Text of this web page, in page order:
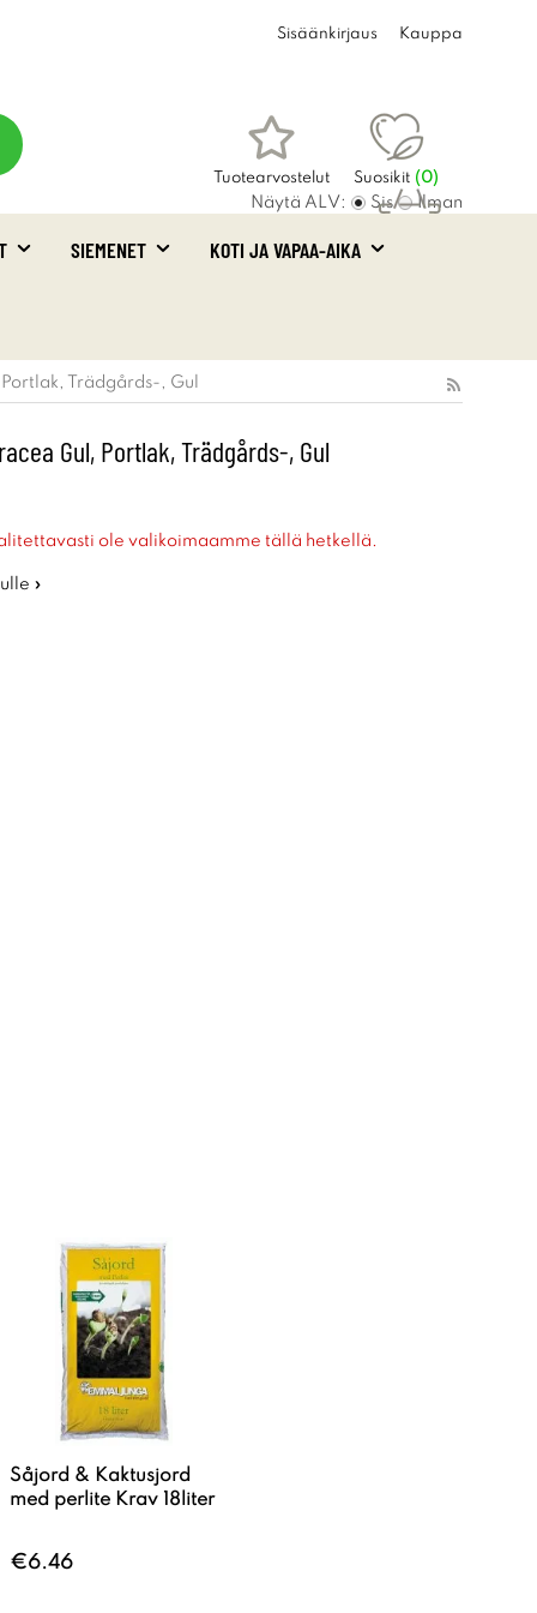
Sisäänkirjaus Kauppa
Tuotearvostelut Suosikit (0)
Ostoskori
Näytä ALV: Sis Ilman
SIEMENET KOTI JA VAPAA-AIKA
Trädgårds-, Gul
Gul, Portlak, Trädgårds-, Gul
ole valikoimaamme tällä hetkellä.
»
Såjord & Kaktusjord
med perlite Krav 18liter
€6.46